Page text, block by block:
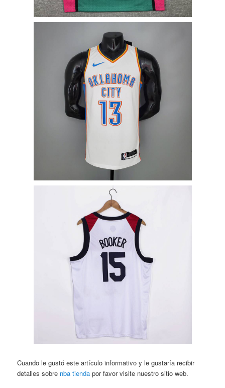
Cuando le gustó este artículo informativo y le gustaría recibir
detalles sobre nba tienda por favor visite nuestro sitio web.